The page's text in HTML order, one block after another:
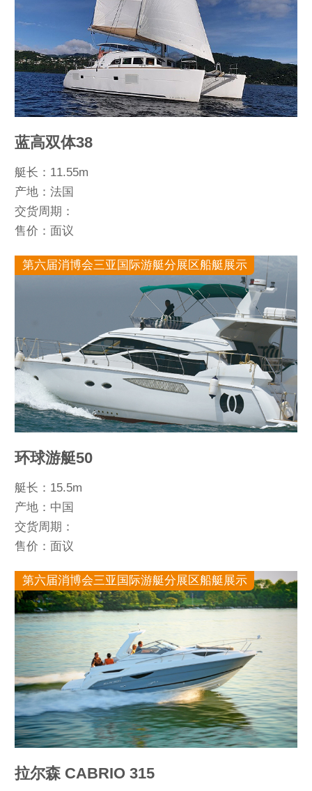
蓝高双体38
艇长：11.55m
产地：法国
交货周期：
售价：面议
第六届消博会三亚国际游艇分展区船艇展示
环球游艇50
艇长：15.5m
产地：中国
交货周期：
售价：面议
第六届消博会三亚国际游艇分展区船艇展示
拉尔森 CABRIO 315